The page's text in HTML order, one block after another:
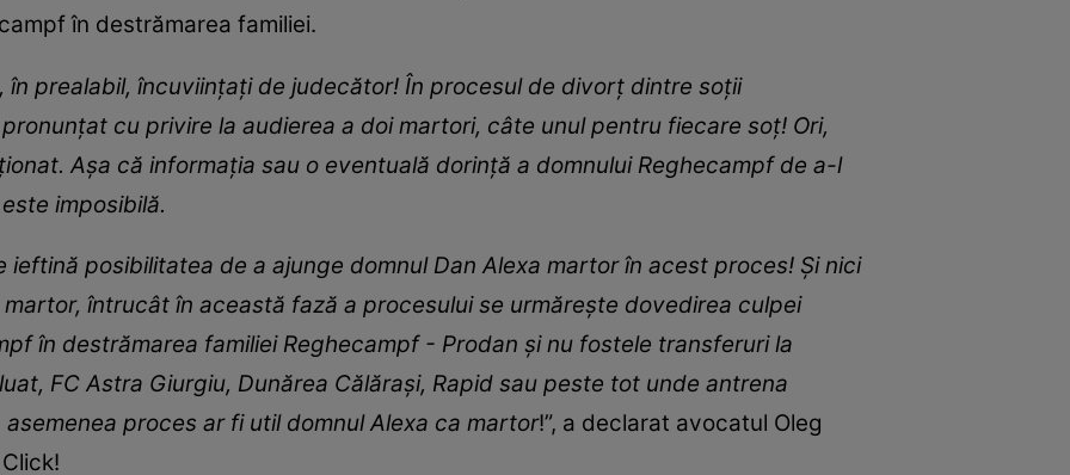
în destrămarea familiei.
în prealabil, încuviințați de judecător! În procesul de divorț dintre soții
cu privire la audierea a doi martori, câte unul pentru fiecare soț! Ori,
Așa că informația sau o eventuală dorință a domnului Reghecampf de a-l
imposibilă.
ieftină posibilitatea de a ajunge domnul Dan Alexa martor în acest proces! Și nici
întrucât în această fază a procesului se urmărește dovedirea culpei
în destrămarea familiei Reghecampf - Prodan și nu fostele transferuri la
FC Astra Giurgiu, Dunărea Călărași, Rapid sau peste tot unde antrena
proces ar fi util domnul Alexa ca martor!”, a declarat avocatul Oleg